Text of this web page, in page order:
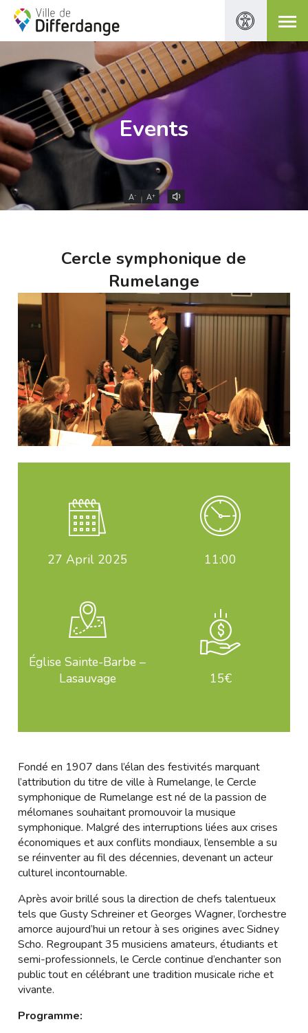
Events
A- A+
Cercle symphonique de
Rumelange
27 April 2025 11:00
Église Sainte-Barbe –
Lasauvage
15€
Fondé en 1907 dans l’élan des festivités marquant
l’attribution du titre de ville à Rumelange, le Cercle
symphonique de Rumelange est né de la passion de
mélomanes souhaitant promouvoir la musique
symphonique. Malgré des interruptions liées aux crises
économiques et aux conflits mondiaux, l’ensemble a su
se réinventer au fil des décennies, devenant un acteur
culturel incontournable.
Après avoir brillé sous la direction de chefs talentueux
tels que Gusty Schreiner et Georges Wagner, l’orchestre
amorce aujourd’hui un retour à ses origines avec Sidney
Scho. Regroupant 35 musiciens amateurs, étudiants et
semi-professionnels, le Cercle continue d’enchanter son
public tout en célébrant une tradition musicale riche et
vivante.
Programme: